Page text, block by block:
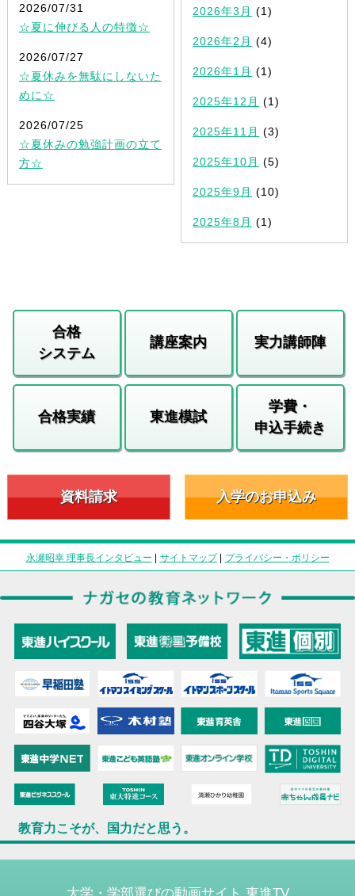
2026/07/31
☆夏に伸びる人の特徴☆
2026/07/27
☆夏休みを無駄にしないた
めに☆
2026/07/25
☆夏休みの勉強計画の立て
方☆
2026年3月 (1)
2026年2月 (4)
2026年1月 (1)
2025年12月 (1)
2025年11月 (3)
2025年10月 (5)
2025年9月 (10)
2025年8月 (1)
合格
システム
講座案内 実力講師陣
合格実績 東進模試
学費・
申込手続き
資料請求 入学のお申込み
永瀬昭幸 理事長インタビュー | サイトマップ| プライバシー・ポリシー
教育力こそが、国力だと思う。